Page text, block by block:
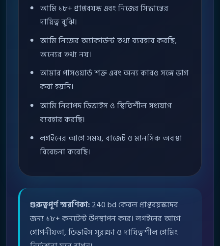
আমি ১৮+ প্রাপ্তবয়স্ক এবং নিজের সিদ্ধান্তের
দায়িত্ব বুঝি।
আমি নিজের অ্যাকাউন্ট তথ্য ব্যবহার করছি,
অন্যের তথ্য নয়।
আমার পাসওয়ার্ড শক্ত এবং অন্য কারও সঙ্গে ভাগ
করা হয়নি।
আমি নিরাপদ ডিভাইস ও স্থিতিশীল সংযোগ
ব্যবহার করছি।
লগইনের আগে সময়, বাজেট ও মানসিক অবস্থা
বিবেচনা করেছি।
গুরুত্বপূর্ণ স্মরণিকা:240 bd কেবল প্রাপ্তবয়স্কদের
জন্য ১৮+ কনটেন্ট উপস্থাপন করে। লগইনের আগে
গোপনীয়তা, ডিভাইস সুরক্ষা ও দায়িত্বশীল গেমিং